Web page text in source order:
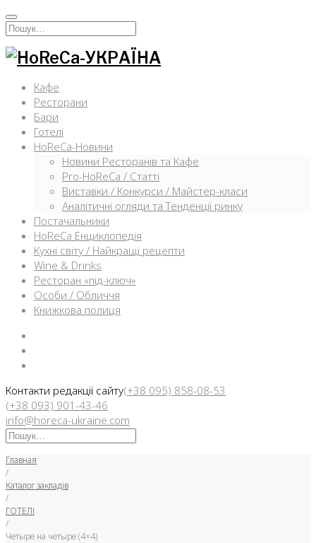
Перейти
кИскать:
Кафе
Ресторани
Бари
Готелі
HoReCa-Новини
Новини Ресторанів та Кафе
Pro-HoReCa / Статті
Виставки / Конкурси / Майстер-класи
Аналітичні огляди та Тенденції ринку
Постачальники
HoReCa Енциклопедія
Кухні світу / Найкращі рецепти
Wine & Drinks
Ресторан «під-ключ»
Особи / Обличчя
Книжкова полиця
Контакти редакції сайту(+38 095) 858-08-53
(+38 093) 901-43-46
info@horeca-ukraine.com
Искать:
Главная
/
Каталог закладів
/
ГОТЕЛІ
/
Четыре на четыре (4×4)